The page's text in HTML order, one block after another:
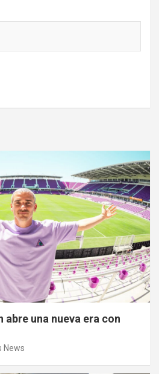
una nueva era con
News